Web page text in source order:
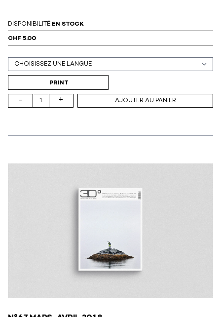
DISPONIBILITÉ EN STOCK
CHF 5.00
Support (print ou digital)
PRINT
- + AJOUTER AU PANIER